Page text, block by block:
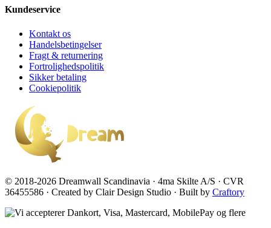
Kundeservice
Kontakt os
Handelsbetingelser
Fragt & returnering
Fortrolighedspolitik
Sikker betaling
Cookiepolitik
© 2018-2026 Dreamwall Scandinavia · 4ma Skilte A/S · CVR
36455586 · Created by Clair Design Studio · Built by Craftory